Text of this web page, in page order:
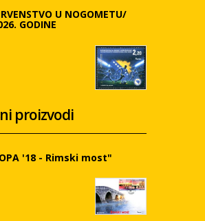
U NOGOMETU/
GODINE
proizvodi
'18 - Rimski most"